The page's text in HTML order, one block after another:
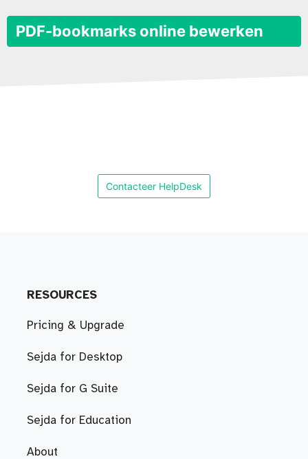
PDF-bookmarks online bewerken
Contacteer HelpDesk
RESOURCES
Pricing & Upgrade
Sejda for Desktop
Sejda for G Suite
Sejda for Education
About